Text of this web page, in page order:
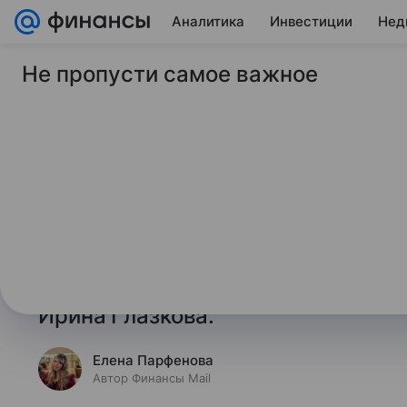
Аналитика Инвестиции
27 марта 2026 Финансы Mail
Адвокат раскрыла,
За какие первоапрельские
увольнение, рассказала
«Матвеенко и партнеры», член
Ирина Глазкова.
Елена Парфенова
Автор Финансы Mail
Не пропусти самое важное